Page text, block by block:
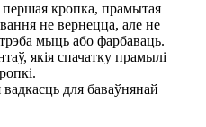
кропка, прамытая
не вернецца, але не
мыць або фарбаваць.
якія спачатку прамылі
для баваўнянай